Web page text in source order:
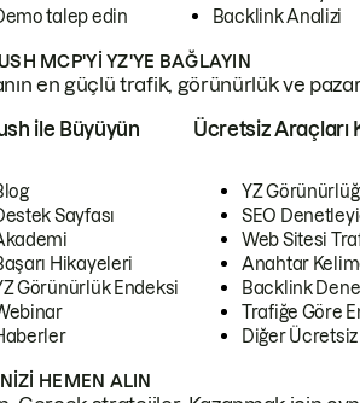
talep edin
Backlink Analizi
MCP'YI YZ'YE BAĞLAYIN
en güçlü trafik, görünürlük ve
ile Büyüyün
Sayfası
Hikayeleri
Görünürlük Endeksi
Ücretsiz Araçları
YZ
SEO
Web Sitesi
Anahtar
Backlink
Trafiğe Göre
Diğer
HEMEN ALIN